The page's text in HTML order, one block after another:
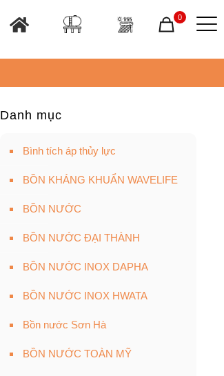
0
Danh mục
Bình tích áp thủy lực
BỒN KHÁNG KHUẨN WAVELIFE
BỒN NƯỚC
BỒN NƯỚC ĐẠI THÀNH
BỒN NƯỚC INOX DAPHA
BỒN NƯỚC INOX HWATA
Bồn nước Sơn Hà
BỒN NƯỚC TOÀN MỸ